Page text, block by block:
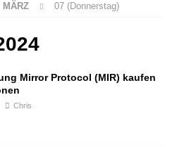
MÄRZ 07 (Donnerstag)
Mirror Protocol (MIR) kaufen
Chris